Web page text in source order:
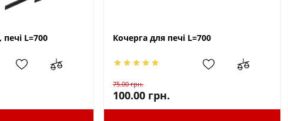
L=700 Кочерга для печі L=700
75.00грн.
100.00 грн.